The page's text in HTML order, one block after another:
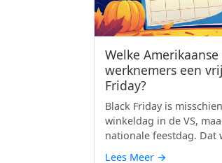
Welke
werknemers een
Friday?
Black Friday is
winkeldag in de VS,
nationale feestdag. Dat
Lees Meer →